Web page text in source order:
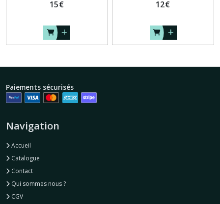
15€ 12€
Paiements sécurisés
Navigation
Accueil
Catalogue
Contact
Qui sommes nous ?
CGV